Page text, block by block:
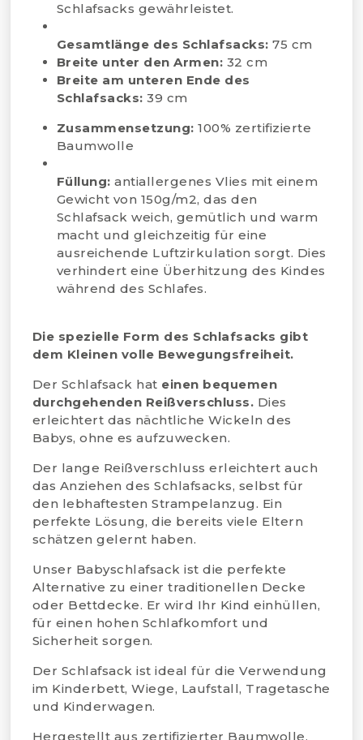
Schlafsacks gewährleistet.
Gesamtlänge des Schlafsacks: 75 cm
Breite unter den Armen: 32 cm
Breite am unteren Ende des
Schlafsacks:39 cm
Zusammensetzung: 100% zertifizierte
Baumwolle
Füllung: antiallergenes Vlies mit einem
Gewicht von 150g/m2, das den
Schlafsack weich, gemütlich und warm
macht und gleichzeitig für eine
ausreichende Luftzirkulation sorgt. Dies
verhindert eine Überhitzung des Kindes
während des Schlafes.
Die spezielle Form des Schlafsacks gibt
dem Kleinen volle Bewegungsfreiheit.
Der Schlafsack hat einen bequemen
durchgehenden Reißverschluss. Dies
erleichtert das nächtliche Wickeln des
Babys, ohne es aufzuwecken.
Der lange Reißverschluss erleichtert auch
das Anziehen des Schlafsacks, selbst für
den lebhaftesten Strampelanzug. Ein
perfekte Lösung, die bereits viele Eltern
schätzen gelernt haben.
Unser Babyschlafsack ist die perfekte
Alternative zu einer traditionellen Decke
oder Bettdecke. Er wird Ihr Kind einhüllen,
für einen hohen Schlafkomfort und
Sicherheit sorgen.
Der Schlafsack ist ideal für die Verwendung
im Kinderbett, Wiege, Laufstall, Tragetasche
und Kinderwagen.
Hergestellt aus zertifizierter Baumwolle,